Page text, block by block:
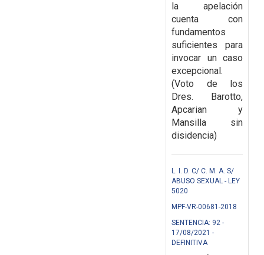
la apelación
cuenta con
fundamentos
suficientes para
invocar un caso
excepcional.
(Voto de los
Dres. Barotto,
Apcarian y
Mansilla sin
disidencia)
L. I. D. C/ C. M. A. S/
ABUSO SEXUAL - LEY
5020
MPF-VR-00681-2018
SENTENCIA: 92 -
17/08/2021 -
DEFINITIVA